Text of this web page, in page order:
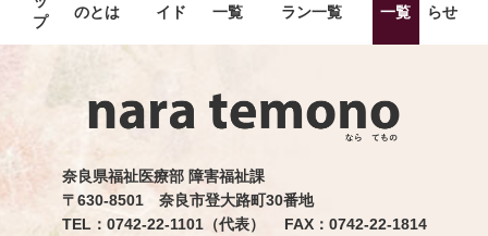
プ
のとは
イド
一覧
ラン一覧
一覧
らせ
奈良県福祉医療部 障害福祉課
〒630-8501 奈良市登大路町30番地
TEL：0742-22-1101（代表） FAX：0742-22-1814